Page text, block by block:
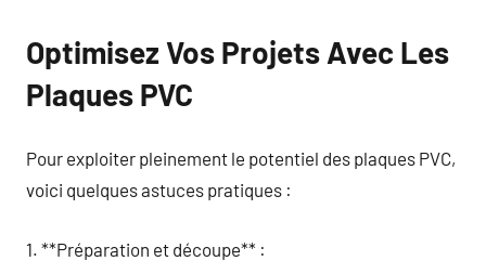
Optimisez Vos Projets Avec Les
Plaques PVC
Pour exploiter pleinement le potentiel des plaques PVC,
voici quelques astuces pratiques :
1. **Préparation et découpe** :